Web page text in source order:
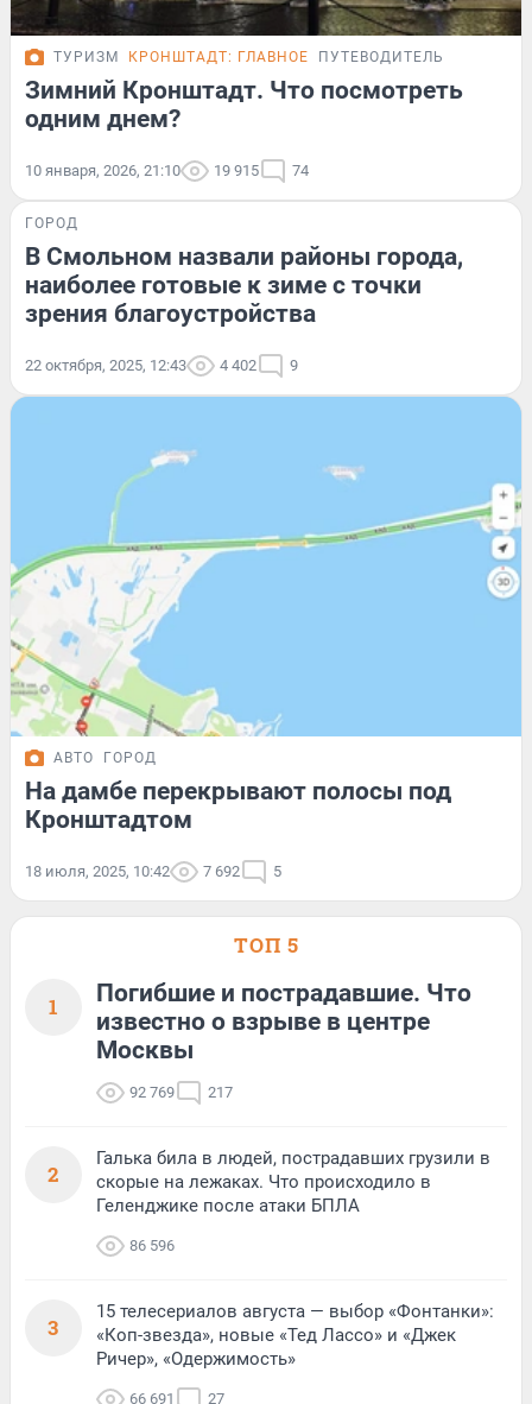
ТУРИЗМ КРОНШТАДТ: ГЛАВНОЕ ПУТЕВОДИТЕЛЬ
Зимний Кронштадт. Что посмотреть
одним днем?
10 января, 2026, 21:10 19 915 74
ГОРОД
В Смольном назвали районы города,
наиболее готовые к зиме с точки
зрения благоустройства
22 октября, 2025, 12:43 4 402 9
АВТО ГОРОД
На дамбе перекрывают полосы под
Кронштадтом
18 июля, 2025, 10:42 7 692 5
ТОП 5
1
Погибшие и пострадавшие. Что
известно о взрыве в центре
Москвы
92 769 217
2
Галька била в людей, пострадавших грузили в
скорые на лежаках. Что происходило в
Геленджике после атаки БПЛА
86 596
3
15 телесериалов августа — выбор «Фонтанки»:
«Коп-звезда», новые «Тед Лассо» и «Джек
Ричер», «Одержимость»
66 691 27